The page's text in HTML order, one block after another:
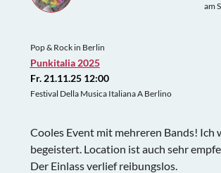
am
Pop & Rock in Berlin
Punkitalia 2025
Fr. 21.11.25 12:00
Festival Della Musica Italiana A Berlino
Cooles Event mit mehreren Bands! Ich
begeistert. Location ist auch sehr
Der Einlass verlief reibungslos.